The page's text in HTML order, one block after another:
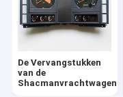
FOTON-
De Vervangstukken
van de
Shacmanvrachtwagen